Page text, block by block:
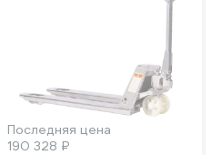
Последняя цена
190 328 ₽